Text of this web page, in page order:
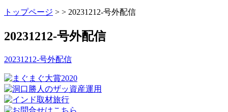
トップページ > > 20231212-号外配信
20231212-号外配信
20231212-号外配信